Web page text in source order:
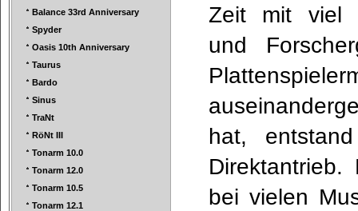
Balance 33rd Anniversary
Spyder
Oasis 10th Anniversary
Taurus
Bardo
Sinus
TraNt
RöNt III
Tonarm 10.0
Tonarm 12.0
Tonarm 10.5
Tonarm 12.1
Zeit mit viel
und
hat,
bei vielen